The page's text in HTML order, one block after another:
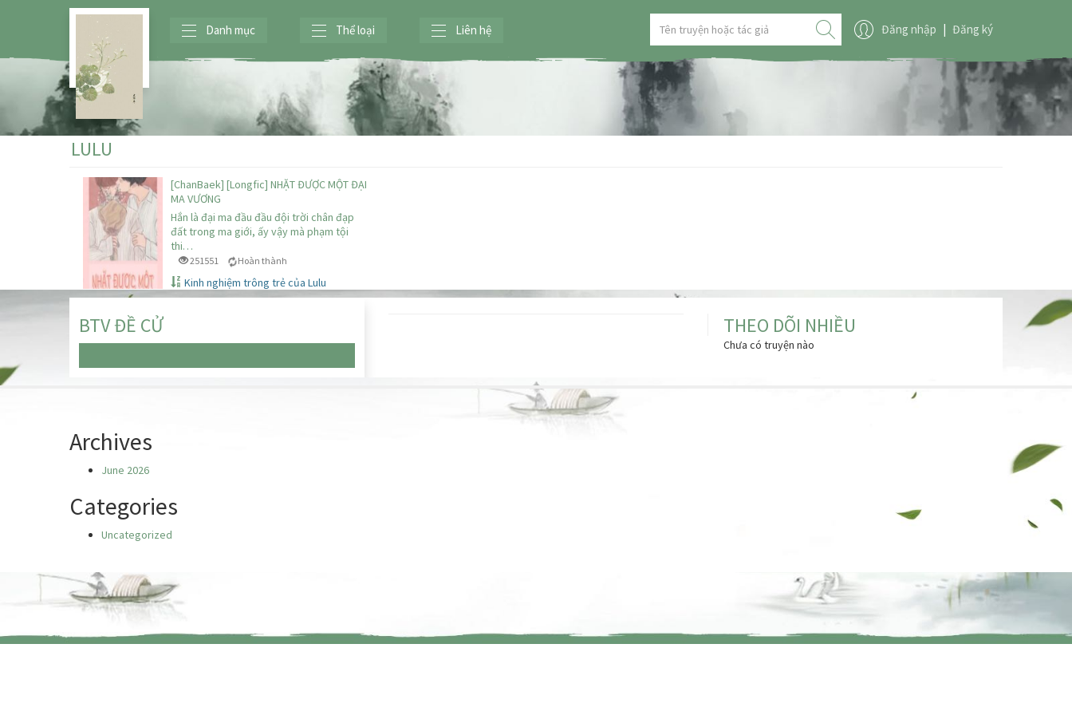
Danh mục Thể loại Liên hệ Đăng nhập | Đăng ký
LULU
[ChanBaek] [Longfic] NHẶT ĐƯỢC MỘT ĐẠI
MA VƯƠNG
Hắn là đại ma đầu đầu đội trời chân đạp
đất trong ma giới, ấy vậy mà phạm tội
thi…
251551 Hoàn thành
Kinh nghiệm trông trẻ của Lulu
BTV ĐỀ CỬ THEO DÕI NHIỀU
Chưa có truyện nào
Archives
June 2026
Categories
Uncategorized